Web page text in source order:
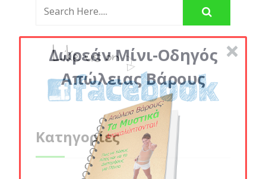
Κατηγορίες
Δωρεάν Μίνι-Οδηγός
Απώλειας Βάρους